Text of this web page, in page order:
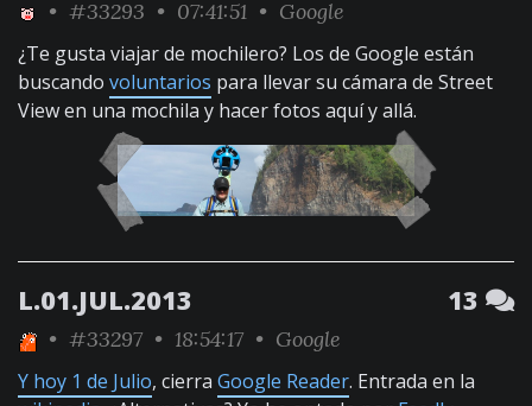
• #33293 • 07:41:51 • Google
¿Te gusta viajar de mochilero? Los de Google están
buscando voluntarios para llevar su cámara de Street
View en una mochila y hacer fotos aquí y allá.
L.01.JUL.2013 13
• #33297 • 18:54:17 • Google
Y hoy 1 de Julio, cierra Google Reader. Entrada en la